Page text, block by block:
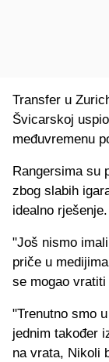
Transfer u
Švicarskoj
međuvremenu
Rangersima su
zbog slabih
idealno rješenje.
"Još nismo
priče u
se mogao
"Trenutno smo
jednim također
na vrata, Nikoli